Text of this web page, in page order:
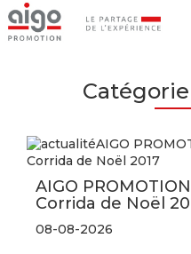
AIGO
Corrida de Noël
08-08-2026